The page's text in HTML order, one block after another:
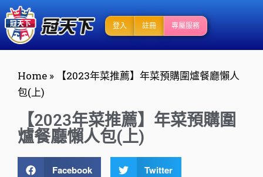
登入 註冊 專屬服務
Home »
【2023年菜推薦】年菜預購圍爐餐廳懶人
包(上)
【2023年菜推薦】年菜預購圍
爐餐廳懶人包(上)
Facebook Twitter